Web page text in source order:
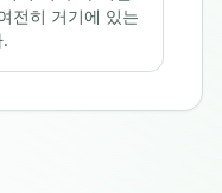
전히 거기에 있는